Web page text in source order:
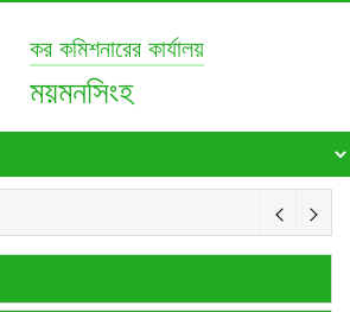
কর কমিশনারের কার্যালয়
ময়মনসিংহ